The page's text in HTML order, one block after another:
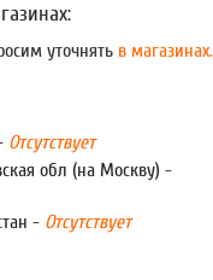
уточнятьв магазинах.
Отсутствует
обл (на Москву) -
- Отсутствует